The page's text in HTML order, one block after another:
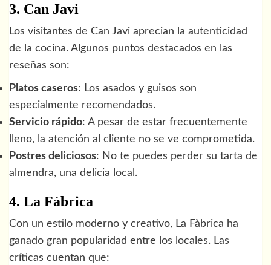
3. Can Javi
Los visitantes de Can Javi aprecian la autenticidad
de la cocina. Algunos puntos destacados en las
reseñas son:
Platos caseros: Los asados y guisos son
especialmente recomendados.
Servicio rápido: A pesar de estar frecuentemente
lleno, la atención al cliente no se ve comprometida.
Postres deliciosos: No te puedes perder su tarta de
almendra, una delicia local.
4. La Fàbrica
Con un estilo moderno y creativo, La Fàbrica ha
ganado gran popularidad entre los locales. Las
críticas cuentan que: